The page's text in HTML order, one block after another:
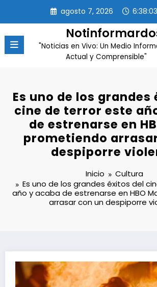
contenido
agosto 7, 2026
"Noticias en Vivo: Un Medio
Actual y Comprensible"
Es uno de los grandes
cine de terror este
de estrenarse en
prometiendo
despiporre
Inicio
Cultura
Es uno de los grandes éxitos del
año y acaba de estrenarse en HBO
arrasar con un despiporre